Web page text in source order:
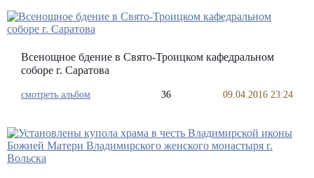
Всенощное бдение в Свято-Троицком кафедральном
соборе г. Саратова
смотреть альбом 36 09.04.2016 23:24